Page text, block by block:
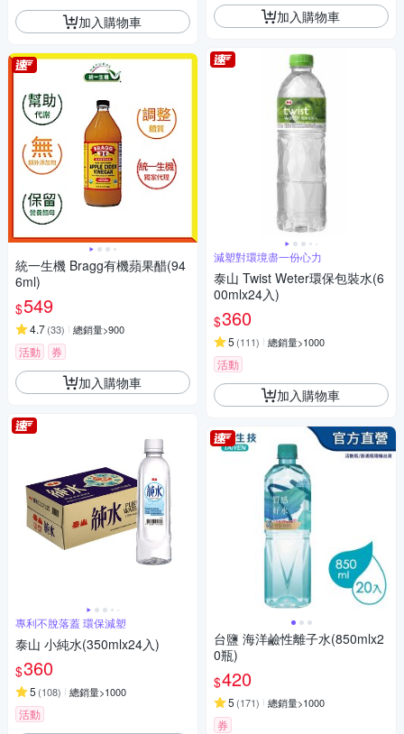
加入購物車
統一生機 Bragg有機蘋果醋(94
6ml)
$549
4.7(33) 總銷量>900
活動 券
加入購物車
專利不脫落蓋 環保減塑
泰山 小純水(350mlx24入)
$360
5 (108) 總銷量>1000
活動
加入購物車
減塑對環境盡一份心力
泰山 Twist Weter環保包裝水(6
00mlx24入)
$360
5 (111) 總銷量>1000
活動
加入購物車
台鹽 海洋鹼性離子水(850mlx2
0瓶)
$420
5 (171) 總銷量>1000
券